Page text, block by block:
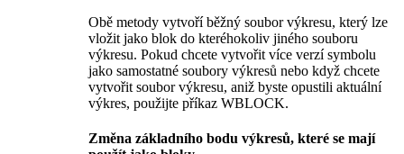
Obě metody vytvoří běžný soubor výkresu, který lze
vložit jako blok do kteréhokoliv jiného souboru
výkresu. Pokud chcete vytvořit více verzí symbolu
jako samostatné soubory výkresů nebo když chcete
vytvořit soubor výkresu, aniž byste opustili aktuální
výkres, použijte příkaz WBLOCK.
Změna základního bodu výkresů, které se mají